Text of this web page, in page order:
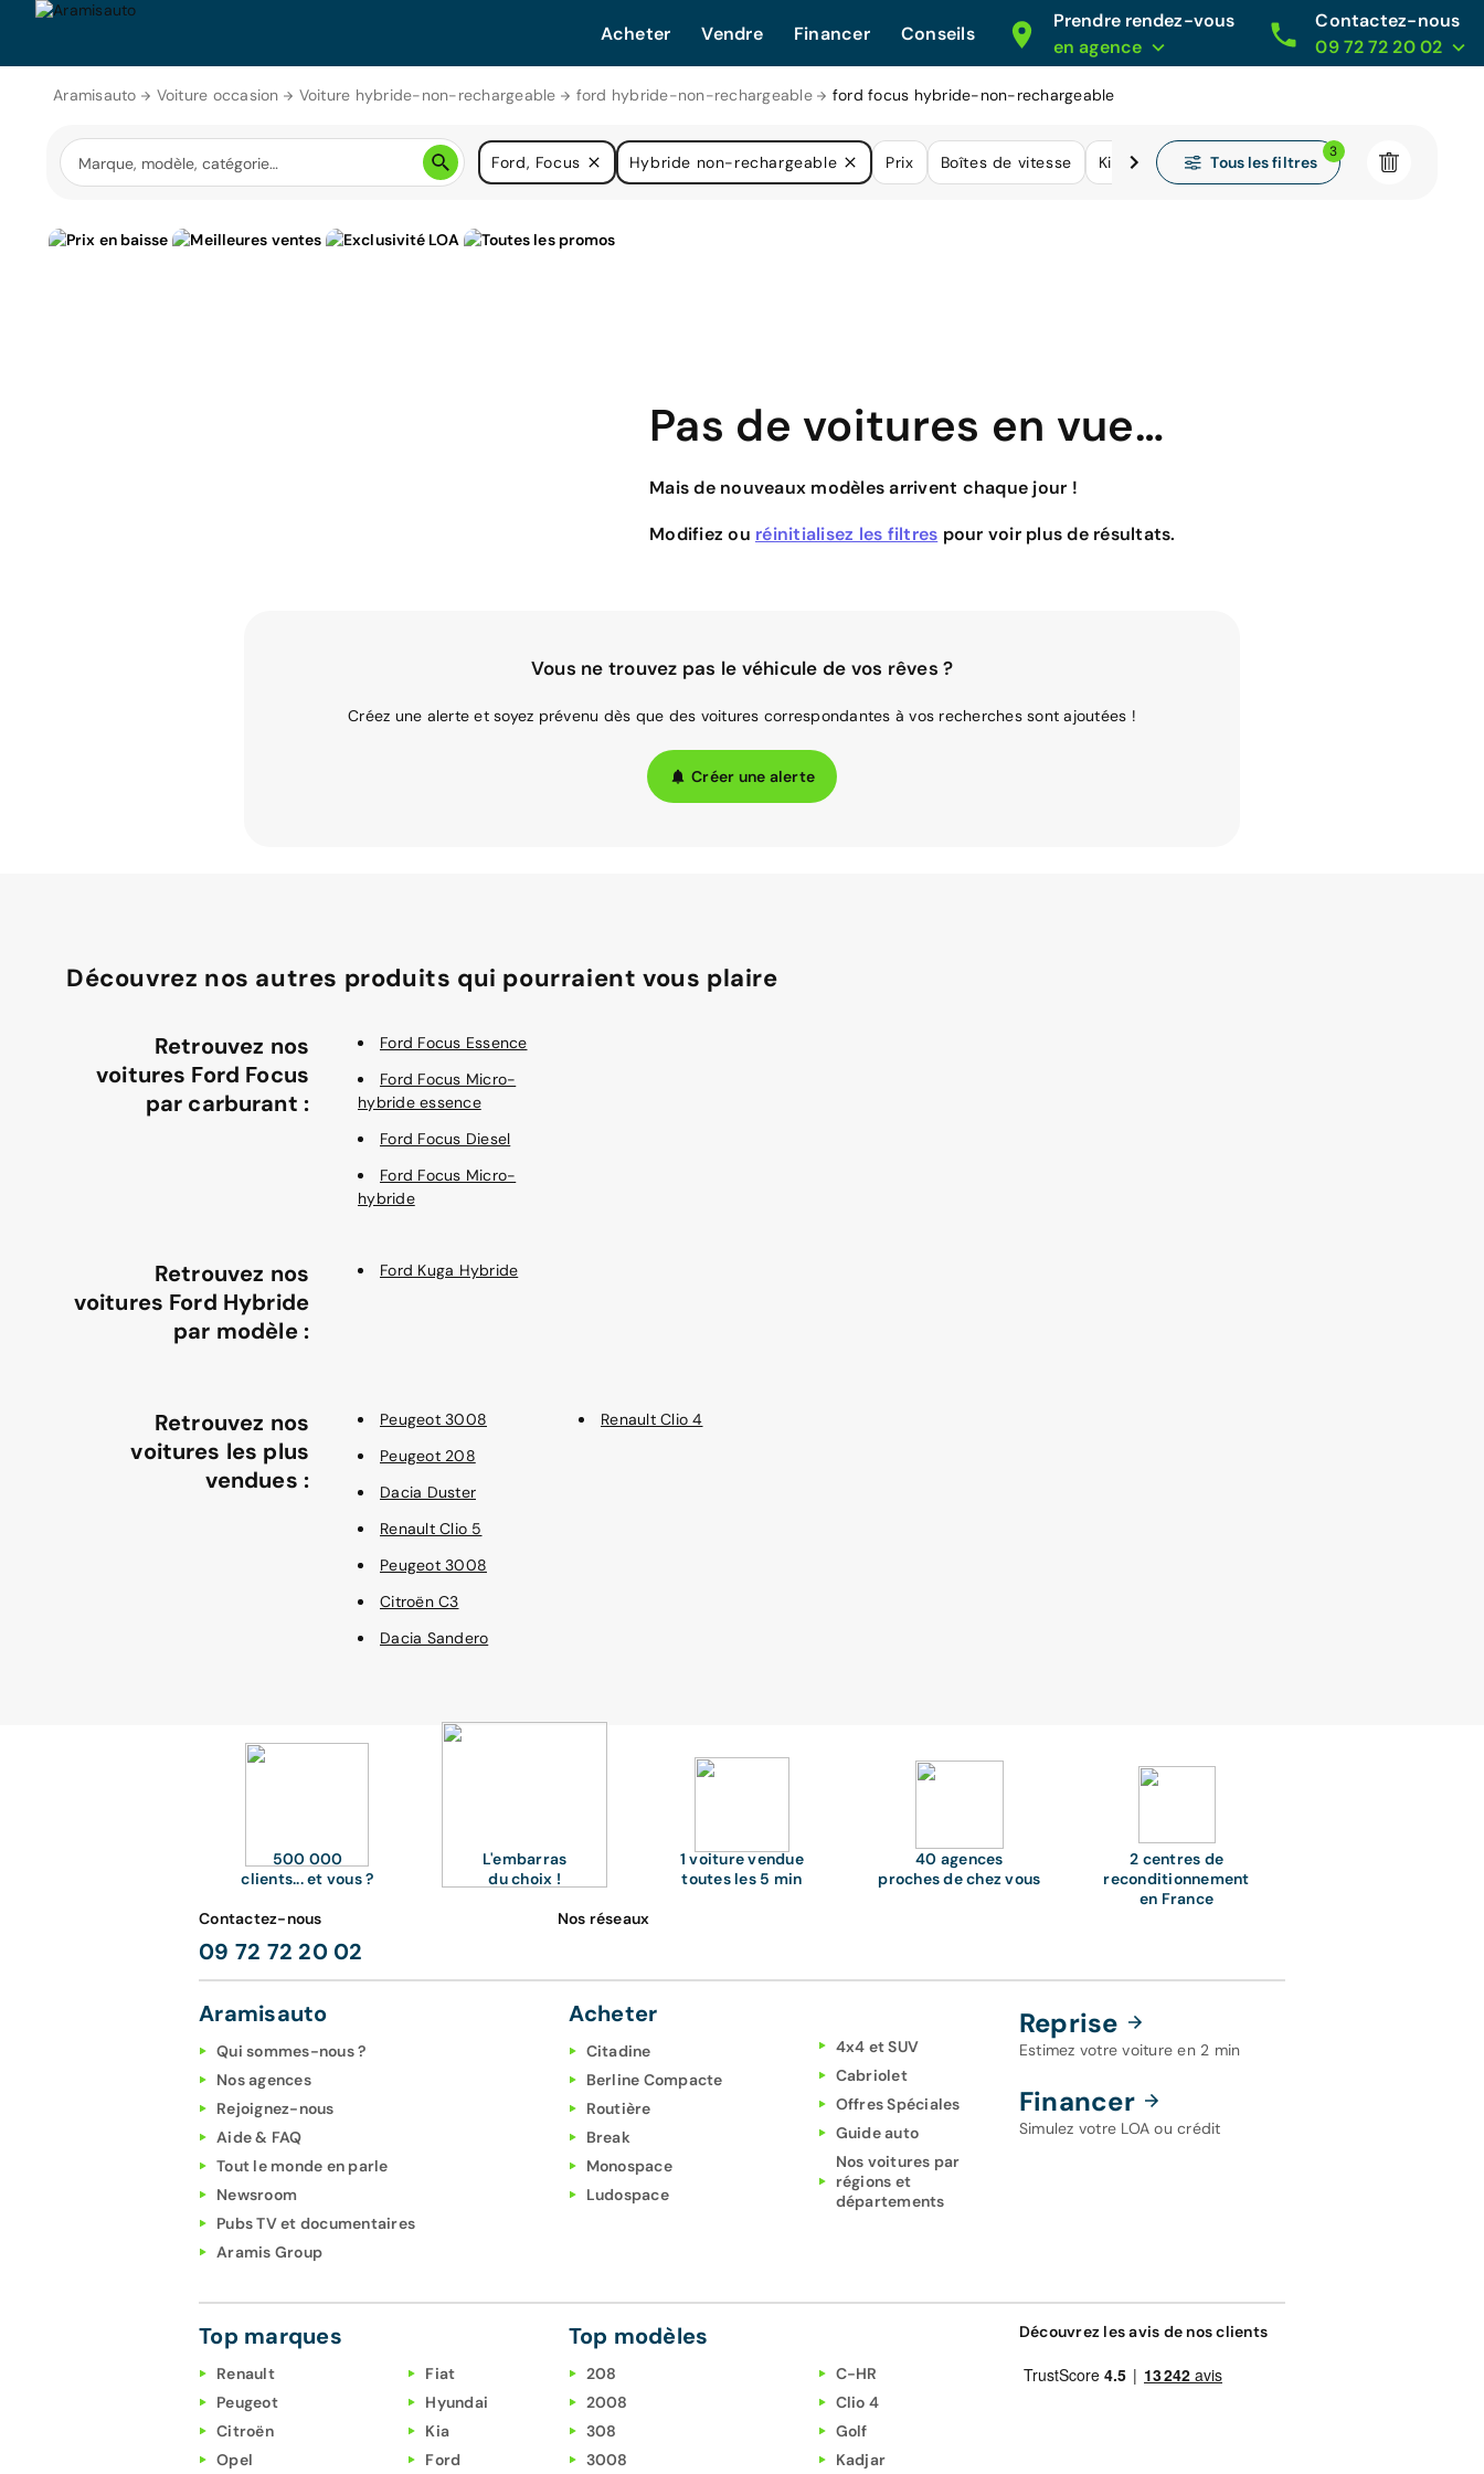
Acheter Vendre Financer Conseils
Prendre rendez-vous
en agence
Contactez-nous
09 72 72 20 02
Aramisauto Voiture occasion Voiture hybride-non-rechargeable ford hybride-non-rechargeable ford focus hybride-non-rechargeable
Ford, Focus Hybride non-rechargeable Prix Boîtes de vitesse Kilométrage Tous les filtres
3
Pas de voitures en vue…
Mais de nouveaux modèles arrivent chaque jour !
Modifiez ou réinitialisez les filtres pour voir plus de résultats.
Vous ne trouvez pas le véhicule de vos rêves ?
Créez une alerte et soyez prévenu dès que des voitures correspondantes à vos recherches sont ajoutées !
Créer une alerte
Découvrez nos autres produits qui pourraient vous plaire
Retrouvez nos
voitures Ford Focus
par carburant :
Ford Focus Essence
Ford Focus Micro-
hybride essence
Ford Focus Diesel
Ford Focus Micro-
hybride
Retrouvez nos
voitures Ford Hybride
par modèle :
Ford Kuga Hybride
Retrouvez nos
voitures les plus
vendues :
Peugeot 3008
Peugeot 208
Dacia Duster
Renault Clio 5
Peugeot 3008
Citroën C3
Dacia Sandero
Renault Clio 4
500 000
clients... et vous ?
L'embarras
du choix !
1 voiture vendue
toutes les 5 min
40 agences
proches de chez vous
2 centres de
reconditionnement
en France
Contactez-nous
09 72 72 20 02
Nos réseaux
Aramisauto
Qui sommes-nous ?
Nos agences
Rejoignez-nous
Aide & FAQ
Tout le monde en parle
Newsroom
Pubs TV et documentaires
Aramis Group
Acheter
Citadine
Berline Compacte
Routière
Break
Monospace
Ludospace
4x4 et SUV
Cabriolet
Offres Spéciales
Guide auto
Nos voitures par
régions et
départements
Reprise
Estimez votre voiture en 2 min
Financer
Simulez votre LOA ou crédit
Top marques
Renault
Peugeot
Citroën
Opel
Fiat
Hyundai
Kia
Ford
Top modèles
208
2008
308
3008
C-HR
Clio 4
Golf
Kadjar
Découvrez les avis de nos clients